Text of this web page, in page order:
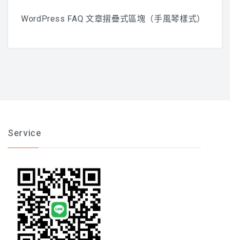
WordPress FAQ 文章摺疊式區塊（手風琴樣式）
Service